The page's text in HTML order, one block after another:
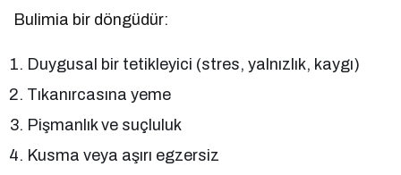
Bulimia bir döngüdür:
Duygusal bir tetikleyici (stres, yalnızlık, kaygı)
Tıkanırcasına yeme
Pişmanlık ve suçluluk
Kusma veya aşırı egzersiz